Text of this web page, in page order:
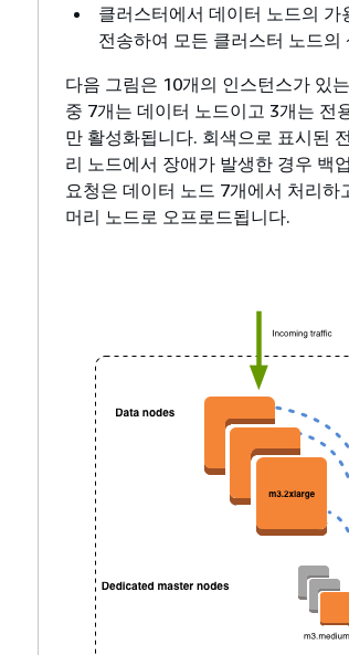
클러스터에서 데이터 노드의
전송하여 모든 클러스터 노드의
다음 그림은 10개의 인스턴스가 있
중 7개는 데이터 노드이고 3개는 전
만 활성화됩니다. 회색으로 표시된
리 노드에서 장애가 발생한 경우 백
요청은 데이터 노드 7개에서 처리
머리 노드로 오프로드됩니다.